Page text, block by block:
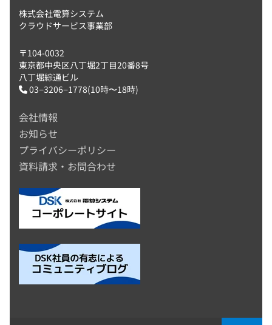
株式会社電算システム
クラウドサービス事業部
〒104-0032
東京都中央区八丁堀2丁目20番8号
八丁堀綜通ビル
03−3206−1778(10時〜18時)
会社情報
お知らせ
プライバシーポリシー
資料請求・お問合わせ